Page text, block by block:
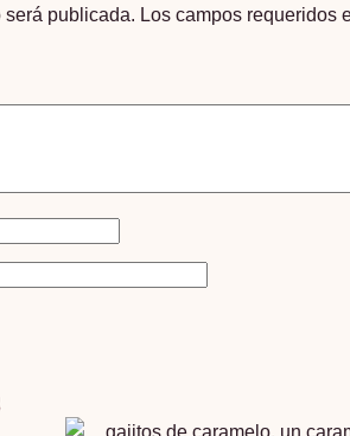
será publicada. Los campos requeridos